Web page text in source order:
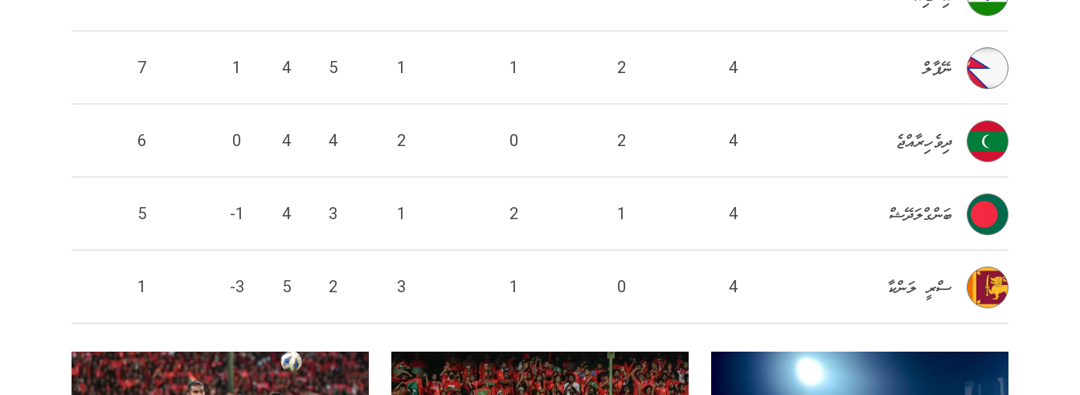
7 1 4 5 1 1 2 4 ނޭޕާލް
6 0 4 4 2 0 2 4 ދިވެހިރާއްޖެ
5 -1 4 3 1 2 1 4 ބަންގްލަދޭޝް
1 -3 5 2 3 1 0 4 ސްރީ ލަންކާ